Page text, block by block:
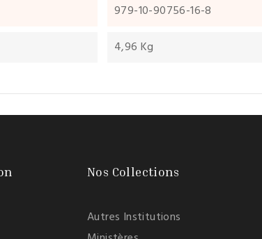
979-10-90756-16-8
4,96 Kg
Nos Collections
Autres Institutions